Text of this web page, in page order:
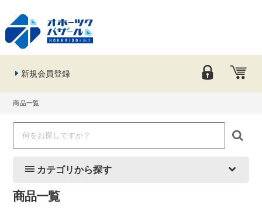
新規会員登録
商品一覧
カテゴリから探す
商品一覧